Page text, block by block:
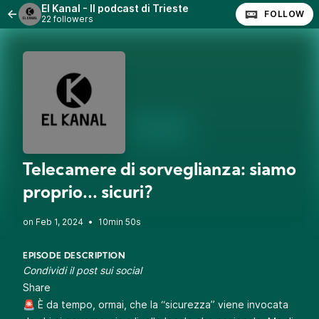
El Kanal - Il podcast di Trieste
22 followers FOLLOW
Telecamere di sorveglianza: siamo
proprio... sicuri?
• 10min 50s
EPISODE DESCRIPTION
Condividi il post sui social
Share
🚨 È da tempo, ormai, che la “sicurezza” viene invocata